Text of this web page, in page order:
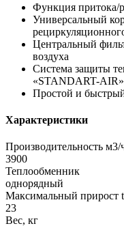
Функция притока/
Универсальный
Центральный
воздуха
Система защиты
«STANDART-AIR»
Простой и
Характеристики
Производительность м3/
3900
Теплообменник
однорядный
Максимальный прирост
23
Вес, кг